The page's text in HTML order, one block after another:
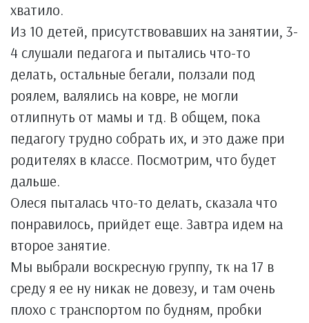
хватило.
Из 10 детей, присутствовавших на занятии, 3-
4 слушали педагога и пытались что-то
делать, остальные бегали, ползали под
роялем, валялись на ковре, не могли
отлипнуть от мамы и тд. В общем, пока
педагогу трудно собрать их, и это даже при
родителях в классе. Посмотрим, что будет
дальше.
Олеся пыталась что-то делать, сказала что
понравилось, прийдет еще. Завтра идем на
второе занятие.
Мы выбрали воскресную группу, тк на 17 в
среду я ее ну никак не довезу, и там очень
плохо с транспортом по будням, пробки